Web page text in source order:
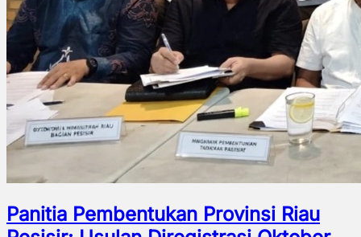
Panitia Pembentukan Provinsi Riau